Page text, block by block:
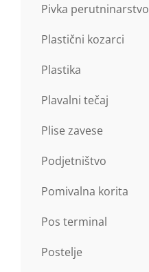
Pivka perutninarstvo
Plastični kozarci
Plastika
Plavalni tečaj
Plise zavese
Podjetništvo
Pomivalna korita
Pos terminal
Postelje